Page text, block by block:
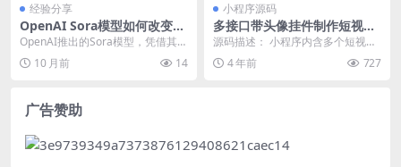
经验分享
OpenAI Sora模型如何改变视
频创作行业
OpenAI推出的Sora模型，凭借其强
大的视频生成能力，正深刻影响视
频创作行业...
10 月前 14
小程序源码
多接口带头像挂件制作短视频
去水印微信小程序源码
源码描述： 小程序内含多个短视频
去水印接口 支持全网几十款平台去
水印和图集 另外...
4 年前 727
广告赞助